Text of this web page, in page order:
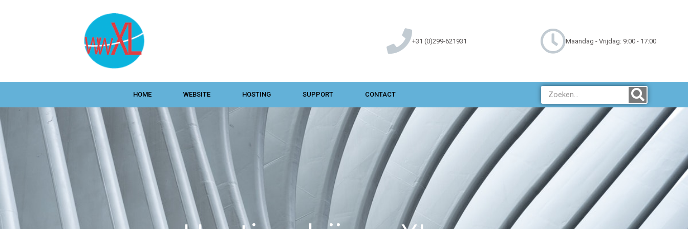
+31 (0)299-621931 Maandag - Vrijdag: 9:00 - 17:00
HOME WEBSITE HOSTING SUPPORT CONTACT